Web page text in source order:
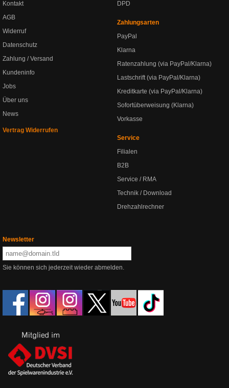
Kontakt
AGB
Widerruf
Datenschutz
Zahlung / Versand
Kundeninfo
Jobs
Über uns
News
Vertrag Widerrufen
DPD
Zahlungsarten
PayPal
Klarna
Ratenzahlung (via PayPal/Klarna)
Lastschrift (via PayPal/Klarna)
Kreditkarte (via PayPal/Klarna)
Sofortüberweisung (Klarna)
Vorkasse
Service
Filialen
B2B
Service / RMA
Technik / Download
Drehzahlrechner
Newsletter
Sie können sich jederzeit wieder abmelden.